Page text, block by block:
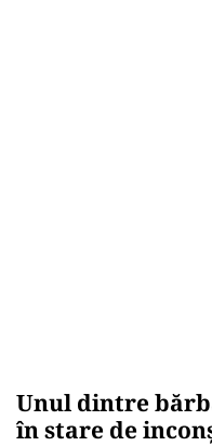
Unul dintre
în stare de